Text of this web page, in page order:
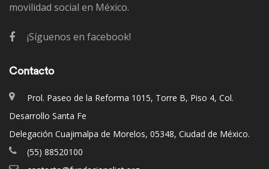
movilidad social en México.
¡Síguenos en facebook!
Contacto
Prol. Paseo de la Reforma 1015, Torre B, Piso 4, Col.
Desarrollo Santa Fe
Delegación Cuajimalpa de Morelos, 05348, Ciudad de México.
(55) 88520100